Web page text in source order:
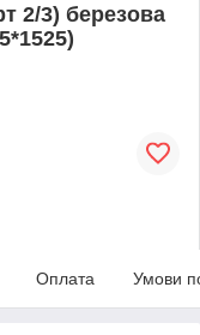
2/3) березова
Оплата Умови